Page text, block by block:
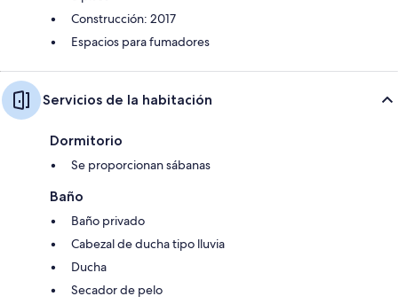
Construcción: 2017
Espacios para fumadores
Servicios de la habitación
Dormitorio
Se proporcionan sábanas
Baño
Baño privado
Cabezal de ducha tipo lluvia
Ducha
Secador de pelo